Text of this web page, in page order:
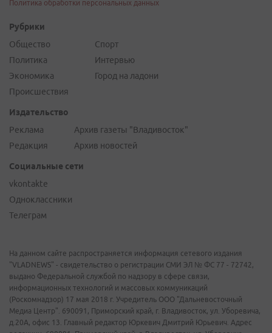
Политика обработки персональных данных
Рубрики
Общество
Политика
Экономика
Происшествия
Спорт
Интервью
Город на ладони
Издательство
Реклама
Редакция
Архив газеты "Владивосток"
Архив новостей
Социальные сети
vkontakte
Одноклассники
Телеграм
На данном сайте распространяется информация сетевого издания
"VLADNEWS" - свидетельство о регистрации СМИ ЭЛ № ФС 77 - 72742,
выдано Федеральной службой по надзору в сфере связи,
информационных технологий и массовых коммуникаций
(Роскомнадзор) 17 мая 2018 г. Учредитель ООО "Дальневосточный
Медиа Центр". 690091, Приморский край, г. Владивосток, ул. Уборевича,
д.20А, офис 13. Главный редактор Юркевич Дмитрий Юрьевич. Адрес